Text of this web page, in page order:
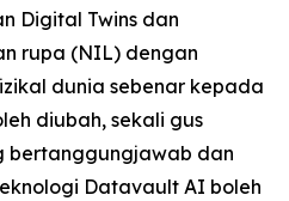
Digital Twins dan
rupa (NIL) dengan
dunia sebenar kepada
diubah, sekali gus
bertanggungjawab dan
Datavault AI boleh